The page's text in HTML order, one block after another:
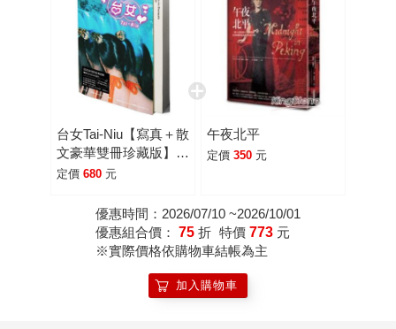
台女Tai-Niu【寫真＋散
文豪華雙冊珍藏版】：
最邊緣的台北女子圖鑑
定價 680 元
午夜北平
定價 350 元
優惠時間：2026/07/10 ~2026/10/01
優惠組合價： 75 折 特價 773 元
※實際價格依購物車結帳為主
加入購物車